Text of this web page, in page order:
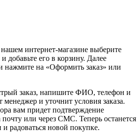
интернет-магазине выберите
добавьте его в корзину. Далее
нажмите на «Оформить заказ» или
заказ, напишите ФИО, телефон и
и уточнит условия заказа.
вам придет подтверждение
или через СМС. Теперь останется
и радоваться новой покупке.